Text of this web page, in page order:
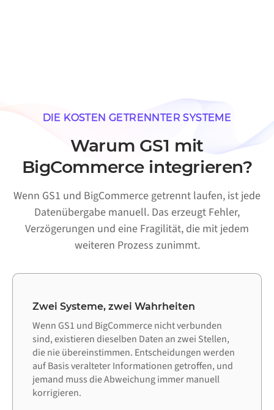
DIE KOSTEN GETRENNTER SYSTEME
Warum GS1 mit
BigCommerce integrieren?
Wenn GS1 und BigCommerce getrennt laufen, ist jede
Datenübergabe manuell. Das erzeugt Fehler,
Verzögerungen und eine Fragilität, die mit jedem
weiteren Prozess zunimmt.
Zwei Systeme, zwei Wahrheiten
Wenn GS1 und BigCommerce nicht verbunden
sind, existieren dieselben Daten an zwei Stellen,
die nie übereinstimmen. Entscheidungen werden
auf Basis veralteter Informationen getroffen, und
jemand muss die Abweichung immer manuell
korrigieren.